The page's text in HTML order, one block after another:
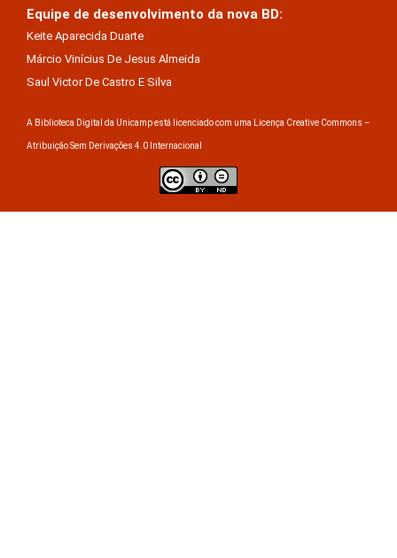
Equipe de desenvolvimento da nova BD:
Keite Aparecida Duarte
Márcio Vinícius De Jesus Almeida
Saul Victor De Castro E Silva
A Biblioteca Digital da Unicamp está licenciado com uma Licença Creative Commons –
Atribuição Sem Derivações 4.0 Internacional